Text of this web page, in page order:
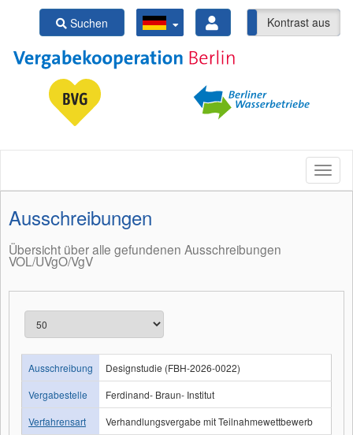
Suchen Kontrast ein Kontrast aus
Ausschreibungen
Übersicht über alle gefundenen Ausschreibungen
VOL/UVgO/VgV
Ausschreibung
Designstudie (FBH-2026-0022)
Vergabestelle
Ferdinand- Braun- Institut
Verfahrensart
Verhandlungsvergabe mit Teilnahmewettbewerb